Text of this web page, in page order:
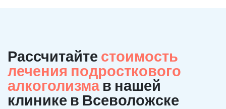
Рассчитайте стоимость
лечения подросткового
алкоголизмав нашей
клинике в Всеволожске